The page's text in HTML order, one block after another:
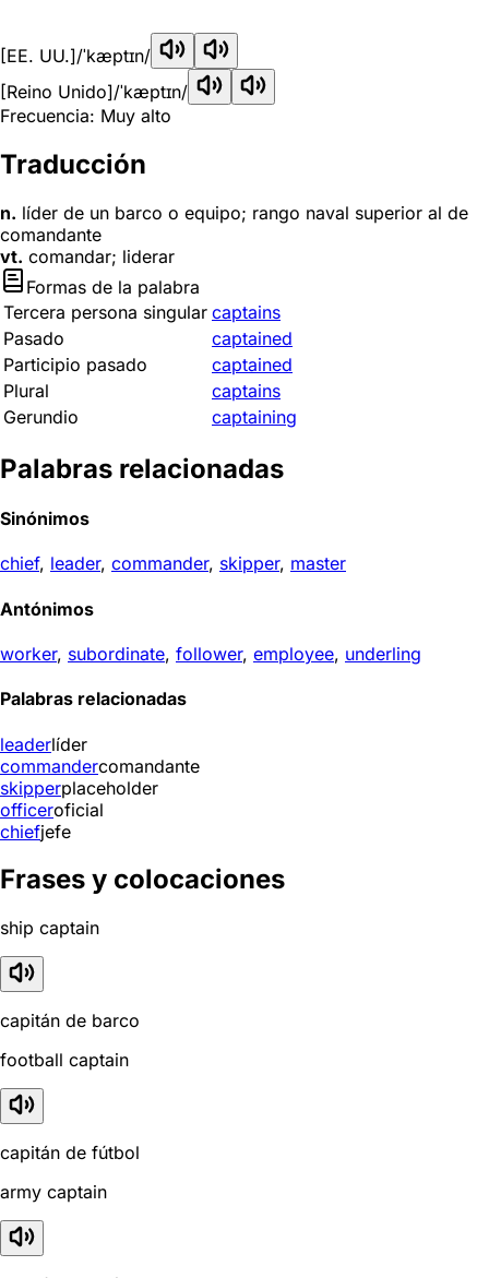
[EE. UU.]/ˈkæptɪn/
[Reino Unido]/ˈkæptɪn/
Frecuencia: Muy alto
Traducción
n. líder de un barco o equipo; rango naval superior al de
comandante
vt. comandar; liderar
Formas de la palabra
Tercera persona singular captains
Pasado
captained
Participio pasado
captained
Plural
captains
Gerundio
captaining
Palabras relacionadas
Sinónimos
chief, leader, commander, skipper, master
Antónimos
worker, subordinate, follower, employee, underling
Palabras relacionadas
leaderlíder
commandercomandante
skipperplaceholder
officeroficial
chiefjefe
Frases y colocaciones
ship captain
capitán de barco
football captain
capitán de fútbol
army captain